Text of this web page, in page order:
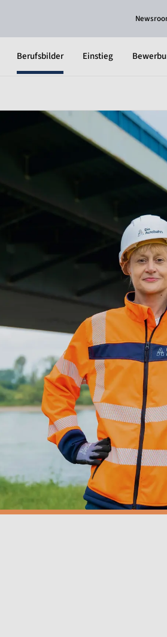
Berufsbilder Einstieg